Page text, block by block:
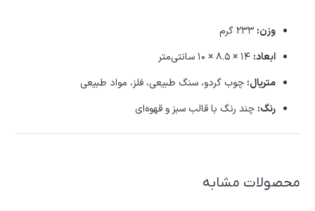
وزن:
ابعاد:
متریال: چوب گردو، سنگ طبیعی، فلز، مواد طبیعی
رنگ: چند رنگ با قالب سبز و قهوه‌ای
محصولات مشابه